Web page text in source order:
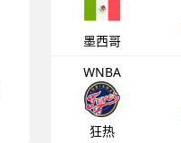
墨西哥
WNBA
狂热